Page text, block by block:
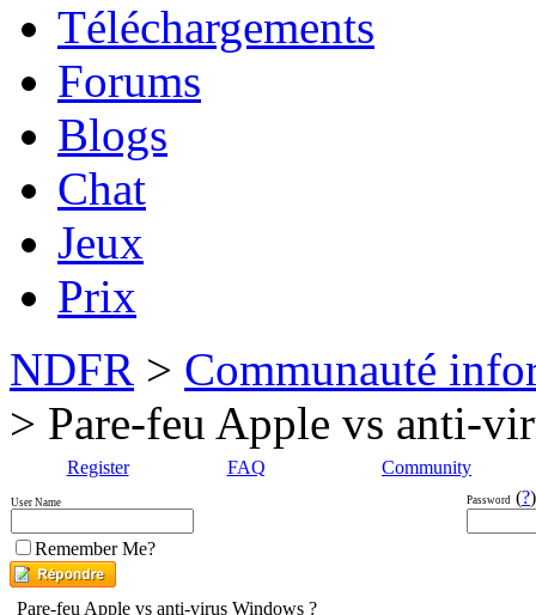
Téléchargements
Forums
Blogs
Chat
Jeux
Prix
NDFR > Communauté
> Pare-feu Apple vs anti-
Register FAQ Community
User Name Password (?)
Remember Me?
Pare-feu Apple vs anti-virus Windows ?